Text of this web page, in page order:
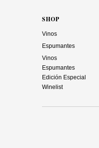
SHOP
Vinos
Espumantes
Vinos
Espumantes
Edición Especial
Winelist